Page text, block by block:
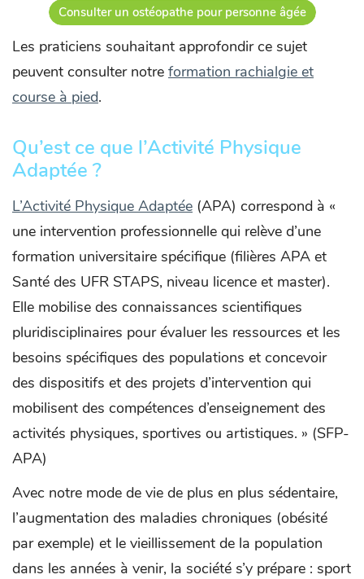
Consulter un ostéopathe pour personne âgée
Les praticiens souhaitant approfondir ce sujet
peuvent consulter notre formation rachialgie et
course à pied.
Qu’est ce que l’Activité Physique
Adaptée ?
L’Activité Physique Adaptée (APA) correspond à «
une intervention professionnelle qui relève d’une
formation universitaire spécifique (filières APA et
Santé des UFR STAPS, niveau licence et master).
Elle mobilise des connaissances scientifiques
pluridisciplinaires pour évaluer les ressources et les
besoins spécifiques des populations et concevoir
des dispositifs et des projets d’intervention qui
mobilisent des compétences d’enseignement des
activités physiques, sportives ou artistiques. » (SFP-
APA)
Avec notre mode de vie de plus en plus sédentaire,
l’augmentation des maladies chroniques (obésité
par exemple) et le vieillissement de la population
dans les années à venir, la société s’y prépare : sport